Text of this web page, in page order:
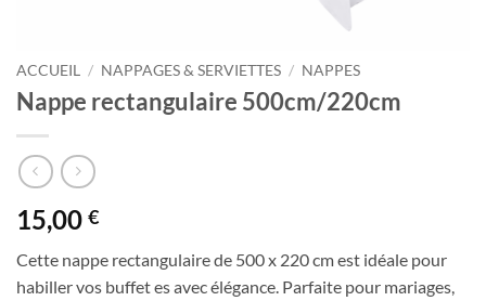
ACCUEIL / NAPPAGES & SERVIETTES / NAPPES
Nappe rectangulaire 500cm/220cm
15,00 €
Cette nappe rectangulaire de 500 x 220 cm est idéale pour
habiller vos buffet es avec élégance. Parfaite pour mariages,